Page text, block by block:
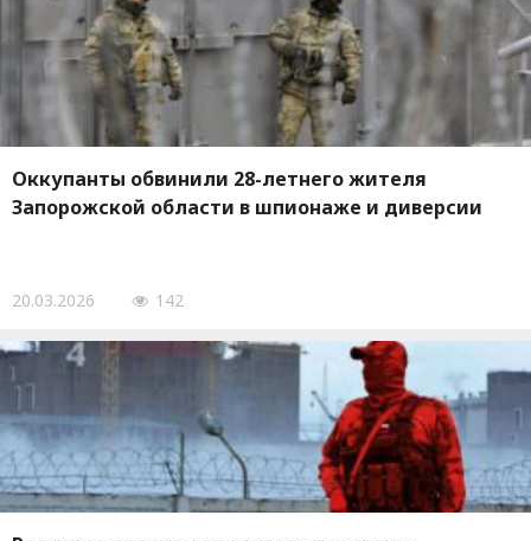
Оккупанты обвинили 28-летнего жителя
Запорожской области в шпионаже и диверсии
20.03.2026 142